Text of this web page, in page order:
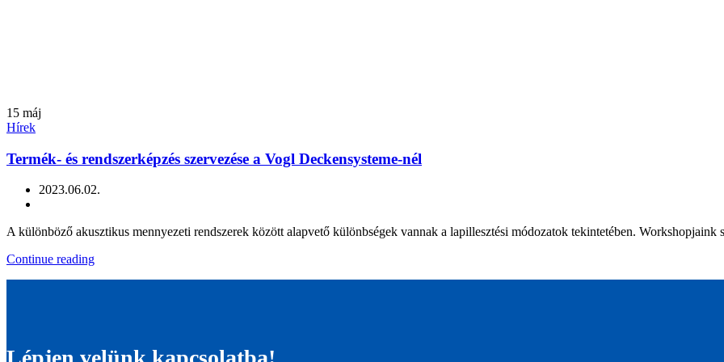
15 máj
Hírek
Termék- és rendszerképzés szervezése a Vogl Deckensysteme-nél
2023.06.02.
A különböző akusztikus mennyezeti rendszerek között alapvető különbségek vannak a lapillesztési módozatok tekintetében. Workshopjaink
Continue reading